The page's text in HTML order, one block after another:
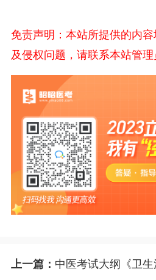
免责声明：本站所提供的内
及侵权问题，请联系本站管理
上一篇： 中医考试大纲《卫生法规